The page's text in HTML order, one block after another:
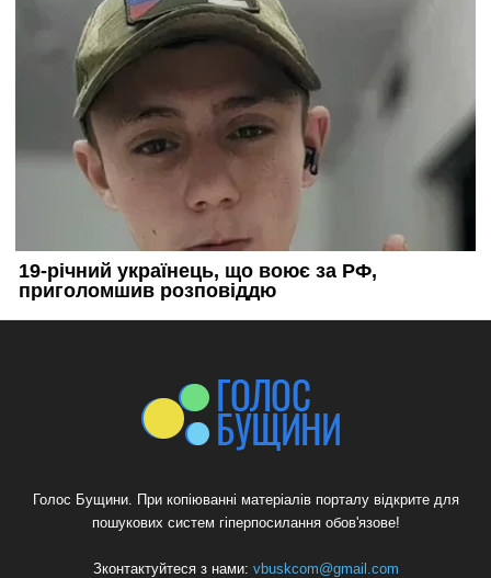
Голос Бущини. При копіюванні матеріалів порталу відкрите для
пошукових систем гіперпосилання обов'язове!
Зконтактуйтеся з нами: vbuskcom@gmail.com